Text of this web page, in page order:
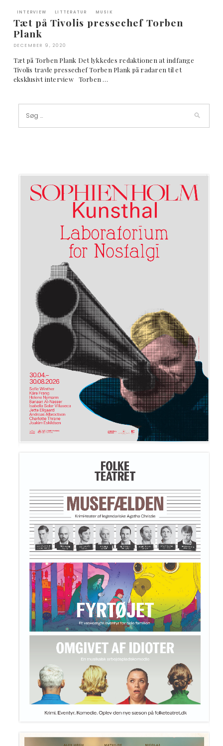
INTERVIEW LITTERATUR MUSIK
Tæt på Tivolis pressechef Torben
Plank
DECEMBER 9, 2020
Tæt på Torben Plank Det lykkedes redaktionen at indfange
Tivolis travle pressechef Torben Plank på radaren til et
eksklusivt interview Torben …